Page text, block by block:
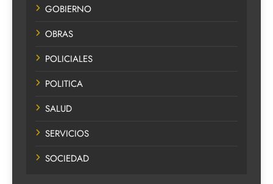
GOBIERNO
OBRAS
POLICIALES
POLITICA
SALUD
SERVICIOS
SOCIEDAD